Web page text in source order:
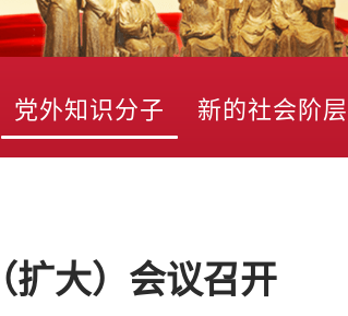
党外知识分子 新的社会阶层
扩大）会议召开